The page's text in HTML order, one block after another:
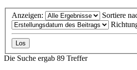
Anzeigen:
Sortiere
Die Suche ergab 89 Treffer